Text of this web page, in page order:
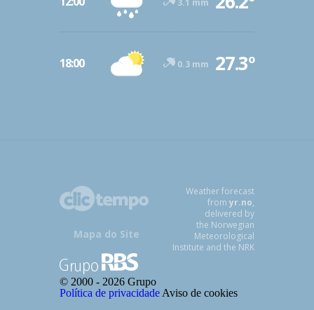
18:00 0.3 mm 27.3º
Mapa do Site
Weather forecast
from yr.no,
delivered by
the Norwegian
Meteorological
Institute and the NRK
© 2000 - 2026 Grupo
Política de privacidade Aviso de cookies